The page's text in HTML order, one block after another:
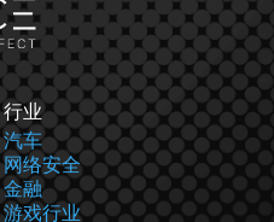
行业
汽车
网络安全
金融
游戏行业